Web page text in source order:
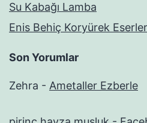
Su Kabağı Lamba
Enis Behiç Koryürek
Son Yorumlar
Zehra - Ametaller Ezberle